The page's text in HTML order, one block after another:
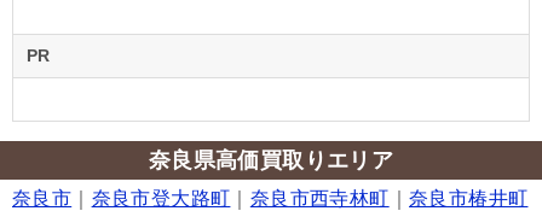
PR
奈良県高価買取りエリア
奈良市 奈良市登大路町 奈良市西寺林町 ｜奈良市椿井町